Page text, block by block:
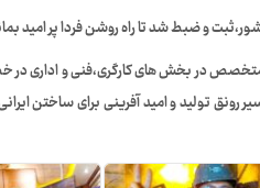
و ضبط شد تا راه روشن فردا پر امید
متخصص در بخش های کارگری،فنی و اداری
تولید و امید آفرینی برای ساختن